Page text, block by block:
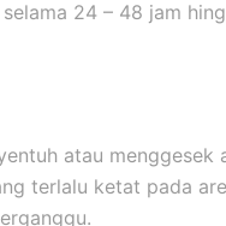
24 – 48 jam
atau menggesek
terlalu ketat pada